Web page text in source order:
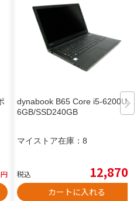
円
dynabook B65 Core i5-6200U/1
6GB/SSD240GB
マイストア在庫： 8
税込 12,870
カートに入れる